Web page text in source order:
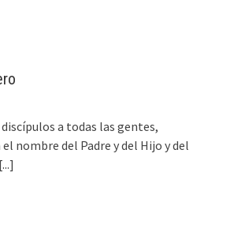
discípulos a todas las gentes,
nombre del Padre y del Hijo y del
[...]